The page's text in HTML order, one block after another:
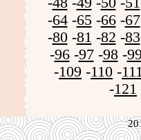
-64-65-66-67
-80-81 -82 -83
-96-97-98-
-109 -110 -
-121